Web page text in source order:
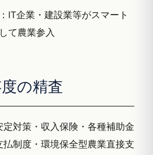
IT企業・建設業等がスマート
て農業参入
の精査
対策・収入保険・各種補助金
払制度・環境保全型農業直接支